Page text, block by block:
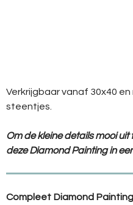
Verkrijgbaar vanaf 30x40
steentjes.
Om de kleine details mooi
deze Diamond Painting in
Compleet Diamond